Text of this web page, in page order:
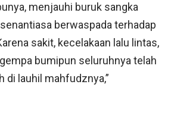
menjauhi buruk sangka
berwaspada terhadap
sakit, kecelakaan lalu lintas,
bumipun seluruhnya telah
di lauhil mahfudznya,”